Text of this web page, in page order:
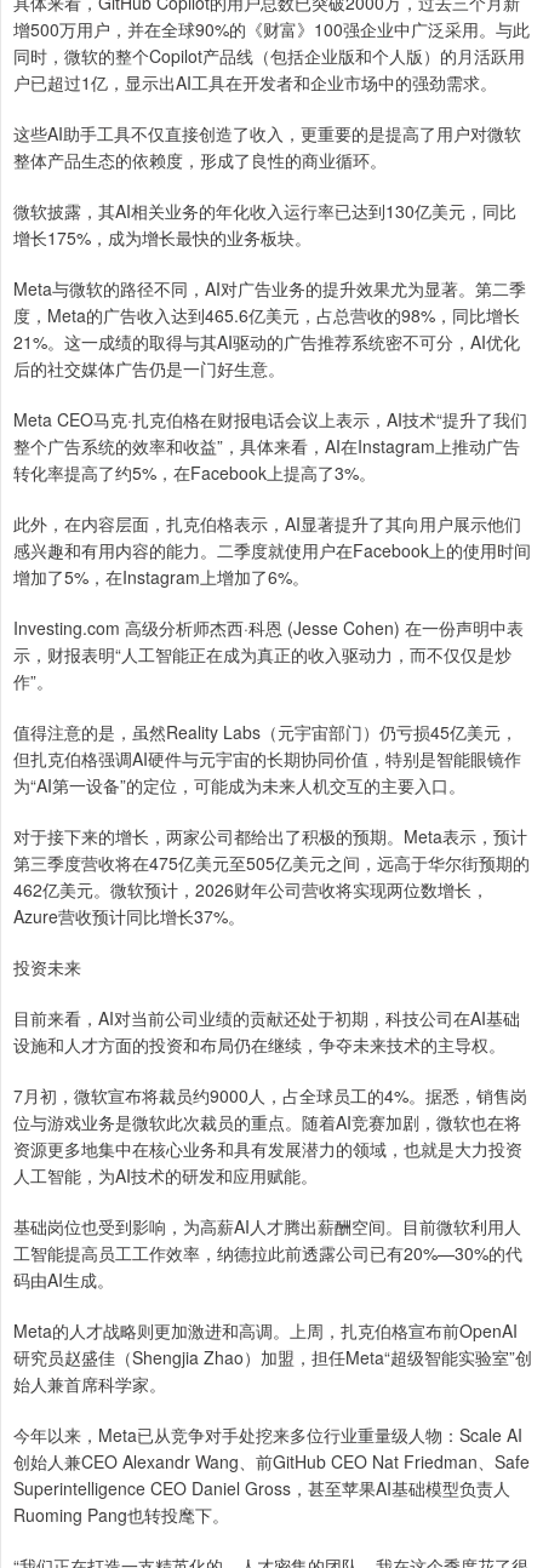
增500万用户，并在全球90%的《财富》100强企业中广泛采用。与此
同时，微软的整个Copilot产品线（包括企业版和个人版）的月活跃用
户已超过1亿，显示出AI工具在开发者和企业市场中的强劲需求。
这些AI助手工具不仅直接创造了收入，更重要的是提高了用户对微软
整体产品生态的依赖度，形成了良性的商业循环。
微软披露，其AI相关业务的年化收入运行率已达到130亿美元，同比
增长175%，成为增长最快的业务板块。
Meta与微软的路径不同，AI对广告业务的提升效果尤为显著。第二季
度，Meta的广告收入达到465.6亿美元，占总营收的98%，同比增长
21%。这一成绩的取得与其AI驱动的广告推荐系统密不可分，AI优化
后的社交媒体广告仍是一门好生意。
Meta CEO马克·扎克伯格在财报电话会议上表示，AI技术“提升了我们
整个广告系统的效率和收益”，具体来看，AI在Instagram上推动广告
转化率提高了约5%，在Facebook上提高了3%。
此外，在内容层面，扎克伯格表示，AI显著提升了其向用户展示他们
感兴趣和有用内容的能力。二季度就使用户在Facebook上的使用时间
增加了5%，在Instagram上增加了6%。
Investing.com 高级分析师杰西·科恩 (Jesse Cohen) 在一份声明中表
示，财报表明“人工智能正在成为真正的收入驱动力，而不仅仅是炒
作”。
值得注意的是，虽然Reality Labs（元宇宙部门）仍亏损45亿美元，
但扎克伯格强调AI硬件与元宇宙的长期协同价值，特别是智能眼镜作
为“AI第一设备”的定位，可能成为未来人机交互的主要入口。
对于接下来的增长，两家公司都给出了积极的预期。Meta表示，预计
第三季度营收将在475亿美元至505亿美元之间，远高于华尔街预期的
462亿美元。微软预计，2026财年公司营收将实现两位数增长，
Azure营收预计同比增长37%。
投资未来
目前来看，AI对当前公司业绩的贡献还处于初期，科技公司在AI基础
设施和人才方面的投资和布局仍在继续，争夺未来技术的主导权。
7月初，微软宣布将裁员约9000人，占全球员工的4%。据悉，销售岗
位与游戏业务是微软此次裁员的重点。随着AI竞赛加剧，微软也在将
资源更多地集中在核心业务和具有发展潜力的领域，也就是大力投资
人工智能，为AI技术的研发和应用赋能。
基础岗位也受到影响，为高薪AI人才腾出薪酬空间。目前微软利用人
工智能提高员工工作效率，纳德拉此前透露公司已有20%—30%的代
码由AI生成。
Meta的人才战略则更加激进和高调。上周，扎克伯格宣布前OpenAI
研究员赵盛佳（Shengjia Zhao）加盟，担任Meta“超级智能实验室”创
始人兼首席科学家。
今年以来，Meta已从竞争对手处挖来多位行业重量级人物：Scale AI
创始人兼CEO Alexandr Wang、前GitHub CEO Nat Friedman、Safe
Superintelligence CEO Daniel Gross，甚至苹果AI基础模型负责人
Ruoming Pang也转投麾下。